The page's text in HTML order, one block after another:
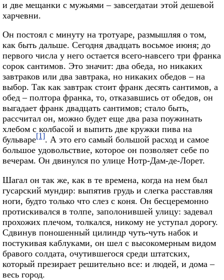
и две мещанки с мужьями – завсегдатаи этой дешевой
харчевни.
Он постоял с минуту на тротуаре, размышляя о том,
как быть дальше. Сегодня двадцать восьмое июня; до
первого числа у него остается всего-навсего три франка
сорок сантимов. Это значит: два обеда, но никаких
завтраков или два завтрака, но никаких обедов – на
выбор. Так как завтрак стоит франк десять сантимов, а
обед – полтора франка, то, отказавшись от обедов, он
выгадает франк двадцать сантимов; стало быть,
рассчитал он, можно будет еще два раза поужинать
хлебом с колбасой и выпить две кружки пива на
бульваре[1]. А это его самый большой расход и самое
большое удовольствие, которое он позволяет себе по
вечерам. Он двинулся по улице Нотр-Дам-де-Лорет.
Шагал он так же, как в те времена, когда на нем был
гусарский мундир: выпятив грудь и слегка расставляя
ноги, будто только что слез с коня. Он бесцеремонно
протискивался в толпе, заполонившей улицу: задевал
прохожих плечом, толкался, никому не уступал дорогу.
Сдвинув поношенный цилиндр чуть-чуть набок и
постукивая каблуками, он шел с высокомерным видом
бравого солдата, очутившегося среди штатских,
который презирает решительно все: и людей, и дома –
весь город.